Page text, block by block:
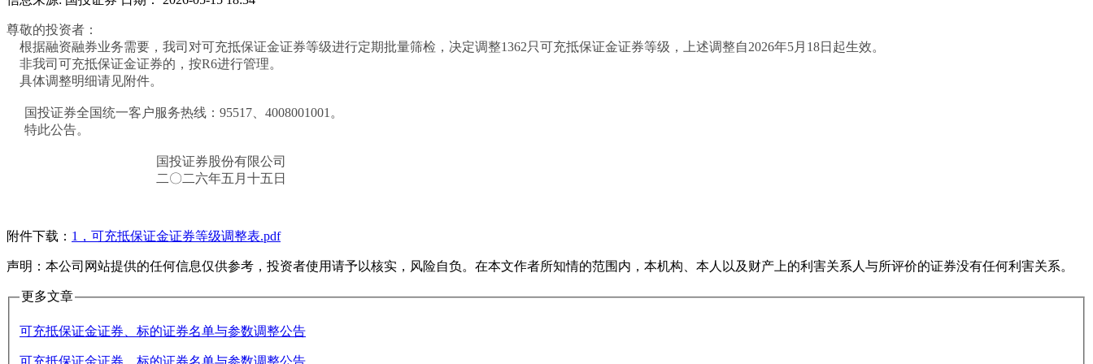
尊敬的投资者：
根据融资融券业务需要， 我司对可充抵保证金证券等级进行定期批量筛检，决定调整1362 只可充抵保证金证券等级，上述调整自2026年5月 18日起生效。
非我司可充抵保证金证券的，按R6进行管理。
具体调整明细请见附件。
国投证券全国统一客户服务热线：95517、4008001001。
特此公告。
国投证券股份有限公司
二〇二六年五 月 十五 日
附件下载： 1，可充抵保证金证券等级调整表.pdf
声明：本公司网站提供的任何信息仅供参考，投资者使用请予以核实，风险自负。在本文作者所知情的范围内，本机构、本人以及财产上的利害关系人与所评价的证券没有任何利害关系。
更多文章
可充抵保证金证券、标的证券名单与参数调整公告
可充抵保证金证券、标的证券名单与参数调整公告